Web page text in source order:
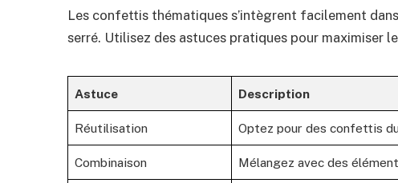
Les confettis thématiques s’intègrent facilement
serré. Utilisez des astuces pratiques pour maximiser
Astuce Description
Réutilisation Optez pour des confettis
Combinaison Mélangez avec des